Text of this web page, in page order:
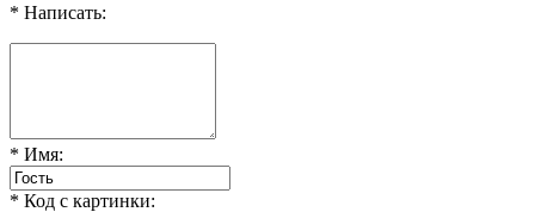
* Написать:
* Имя:
* Код с картинки: